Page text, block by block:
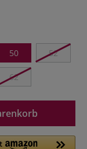
50 52
62